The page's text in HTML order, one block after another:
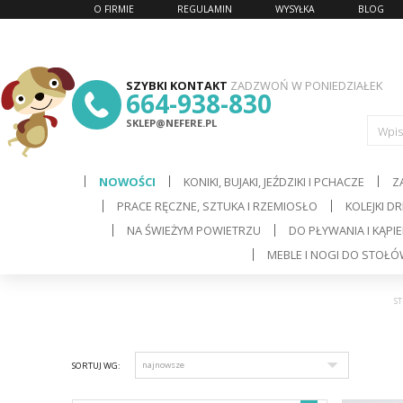
SZYBKI KONTAKT ZADZWOŃ W PONIEDZIAŁEK
664-938-830
SKLEP@NEFERE.PL
O FIRMIE REGULAMIN WYSYŁKA BLOG
NOWOŚCI KONIKI, BUJAKI, JEŹDZIKI I PCHACZE
PRACE RĘCZNE, SZTUKA I RZEMIOSŁO
KOLEJKI
NA ŚWIEŻYM POWIETRZU
DO PŁYWANIA I
MEBLE I NOGI DO
SORTUJ WG: